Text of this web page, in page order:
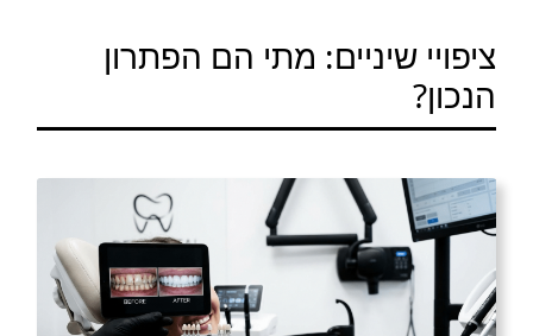
ציפויי שיניים: מתי הם הפתרון
הנכון?